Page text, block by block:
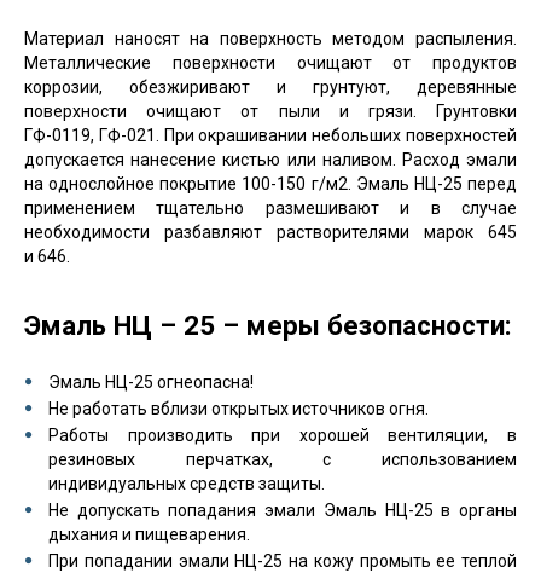
Материал наносят на поверхность методом распыления.
Металлические поверхности очищают от продуктов
коррозии, обезжиривают и грунтуют, деревянные
поверхности очищают от пыли и грязи. Грунтовки
ГФ-0119, ГФ-021. При окрашивании небольших поверхностей
допускается нанесение кистью или наливом. Расход эмали
на однослойное покрытие 100-150 г/м2. Эмаль НЦ-25 перед
применением тщательно размешивают и в случае
необходимости разбавляют растворителями марок 645
и 646.
Эмаль НЦ – 25 – меры безопасности:
Эмаль НЦ-25 огнеопасна!
Не работать вблизи открытых источников огня.
Работы производить при хорошей вентиляции, в
резиновых перчатках, с использованием
индивидуальных средств защиты.
Не допускать попадания эмали Эмаль НЦ-25 в органы
дыхания и пищеварения.
При попадании эмали НЦ-25 на кожу промыть ее теплой